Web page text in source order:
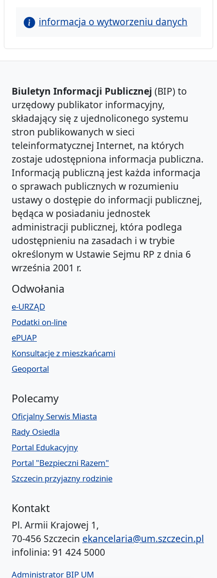
informacja o wytworzeniu danych
Biuletyn Informacji Publicznej (BIP) to
urzędowy publikator informacyjny,
składający się z ujednoliconego systemu
stron publikowanych w sieci
teleinformatycznej Internet, na których
zostaje udostępniona informacja publiczna.
Informacją publiczną jest każda informacja
o sprawach publicznych w rozumieniu
ustawy o dostępie do informacji publicznej,
będąca w posiadaniu jednostek
administracji publicznej, która podlega
udostępnieniu na zasadach i w trybie
określonym w Ustawie Sejmu RP z dnia 6
września 2001 r.
Odwołania
e-URZĄD
Podatki on-line
ePUAP
Konsultacje z mieszkańcami
Geoportal
Polecamy
Oficjalny Serwis Miasta
Rady Osiedla
Portal Edukacyjny
Portal "Bezpieczni Razem"
Szczecin przyjazny rodzinie
Kontakt
Pl. Armii Krajowej 1,
70-456 Szczecin ekancelaria@um.szczecin.pl
infolinia: 91 424 5000
Administrator BIP UM